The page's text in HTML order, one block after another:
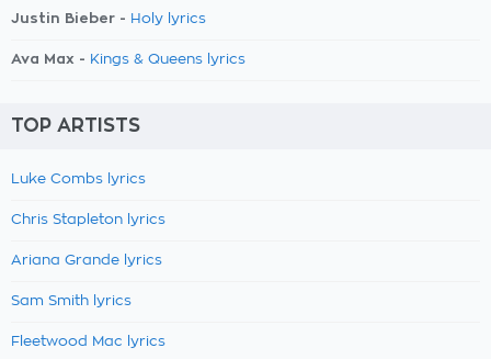
Justin Bieber - Holy lyrics
Ava Max - Kings & Queens lyrics
TOP ARTISTS
Luke Combs lyrics
Chris Stapleton lyrics
Ariana Grande lyrics
Sam Smith lyrics
Fleetwood Mac lyrics